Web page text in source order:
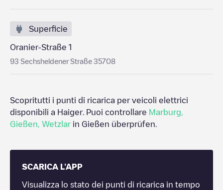
Superficie
Oranier-Straße 1
93 Sechsheldener Straße 35708
Scopritutti i punti di ricarica per veicoli elettrici
disponibili a Haiger. Puoi controllare Marburg
Gießen Wetzlarin Gießen überprüfen.
SCARICA L'APP
Visualizza lo stato dei punti di ricarica in tempo